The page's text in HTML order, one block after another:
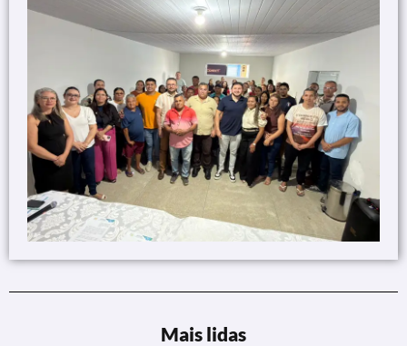
Mais lidas